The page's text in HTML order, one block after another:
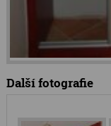
Další fotografie